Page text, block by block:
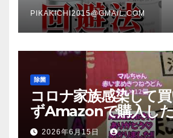
PIKAKICHI2015@GMAIL.COM
除菌
コロナ家族感染して
ずAmazonで購入し
介 #Shorts
2026年6月15日